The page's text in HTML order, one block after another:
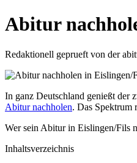
Abitur
Redaktionell geprueft von der
In ganz Deutschland genießt der
Abitur nachholen. Das Spektrum
Wer sein Abitur in Eislingen/Fils
Inhaltsverzeichnis